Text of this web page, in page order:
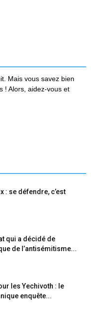
Mais vous savez bien
! Alors, aidez-vous et
: se défendre, c’est
qui a décidé de
de l’antisémitisme...
les Yechivoth : le
enquête...